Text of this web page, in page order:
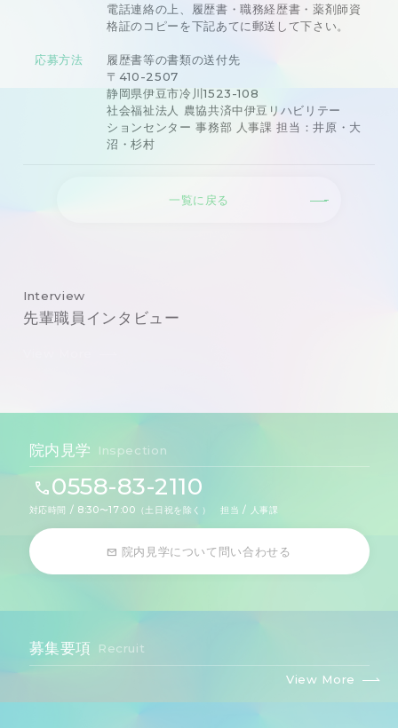
応募方法
電話連絡の上、履歴書・職務経歴書・薬剤師資
格証のコピーを下記あてに郵送して下さい。
履歴書等の書類の送付先
〒410-2507
静岡県伊豆市冷川1523-108
社会福祉法人 農協共済中伊豆リハビリテー
ションセンター 事務部 人事課 担当：井原・大
沼・杉村
一覧に戻る
Interview
先輩職員インタビュー
Inspection
院内見学
0558-83-2110
対応時間 / 8:30〜17:00（土日祝を除く） 担当 / 人事課
院内見学について問い合わせる
Recruit
募集要項
View More